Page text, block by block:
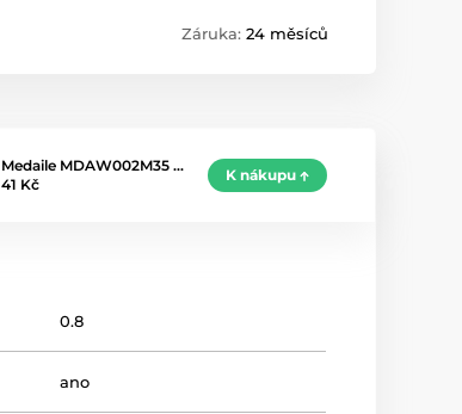
Záruka: 24 měsíců
Medaile MDAW002M35 …
41 Kč
K nákupu
0.8
ano